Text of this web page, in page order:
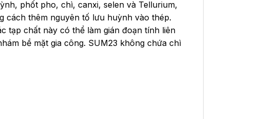
phốt pho, chì, canxi, selen và Tellurium,
cách thêm nguyên tố lưu huỳnh vào thép.
tạp chất này có thể làm gián đoạn tính liên
bề mặt gia công. SUM23 không chứa chì